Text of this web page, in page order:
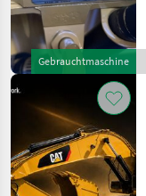
Gebrauchtmaschine